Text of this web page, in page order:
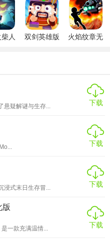
人心弦的故事情节，随着玩
背后的真相及王国兴衰的奥
种NPC，通过对话和选择影
，帮助玩家快速找到解谜线
由探索每个角落，寻找隐藏
游戏将展开不同的故事线，
战可获得成就奖励，激励玩
人
双剑英雄版
火焰纹章无
悬疑解谜与生存...
下载
下载
浸式末日生存冒...
下载
版
一款充满温情...
下载